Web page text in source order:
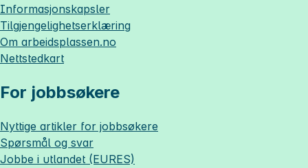
Informasjonskapsler
Tilgjengelighetserklæring
Om arbeidsplassen.no
Nettstedkart
For jobbsøkere
Nyttige artikler for jobbsøkere
Spørsmål og svar
Jobbe i utlandet (EURES)